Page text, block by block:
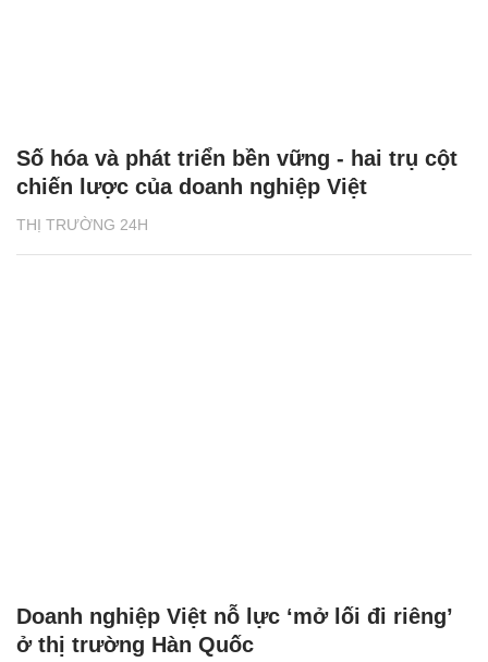
THỊ TRƯỜNG 24H
Số hóa và phát triển bền vững - hai trụ cột
chiến lược của doanh nghiệp Việt
Doanh nghiệp Việt nỗ lực ‘mở lối đi riêng’
ở thị trường Hàn Quốc